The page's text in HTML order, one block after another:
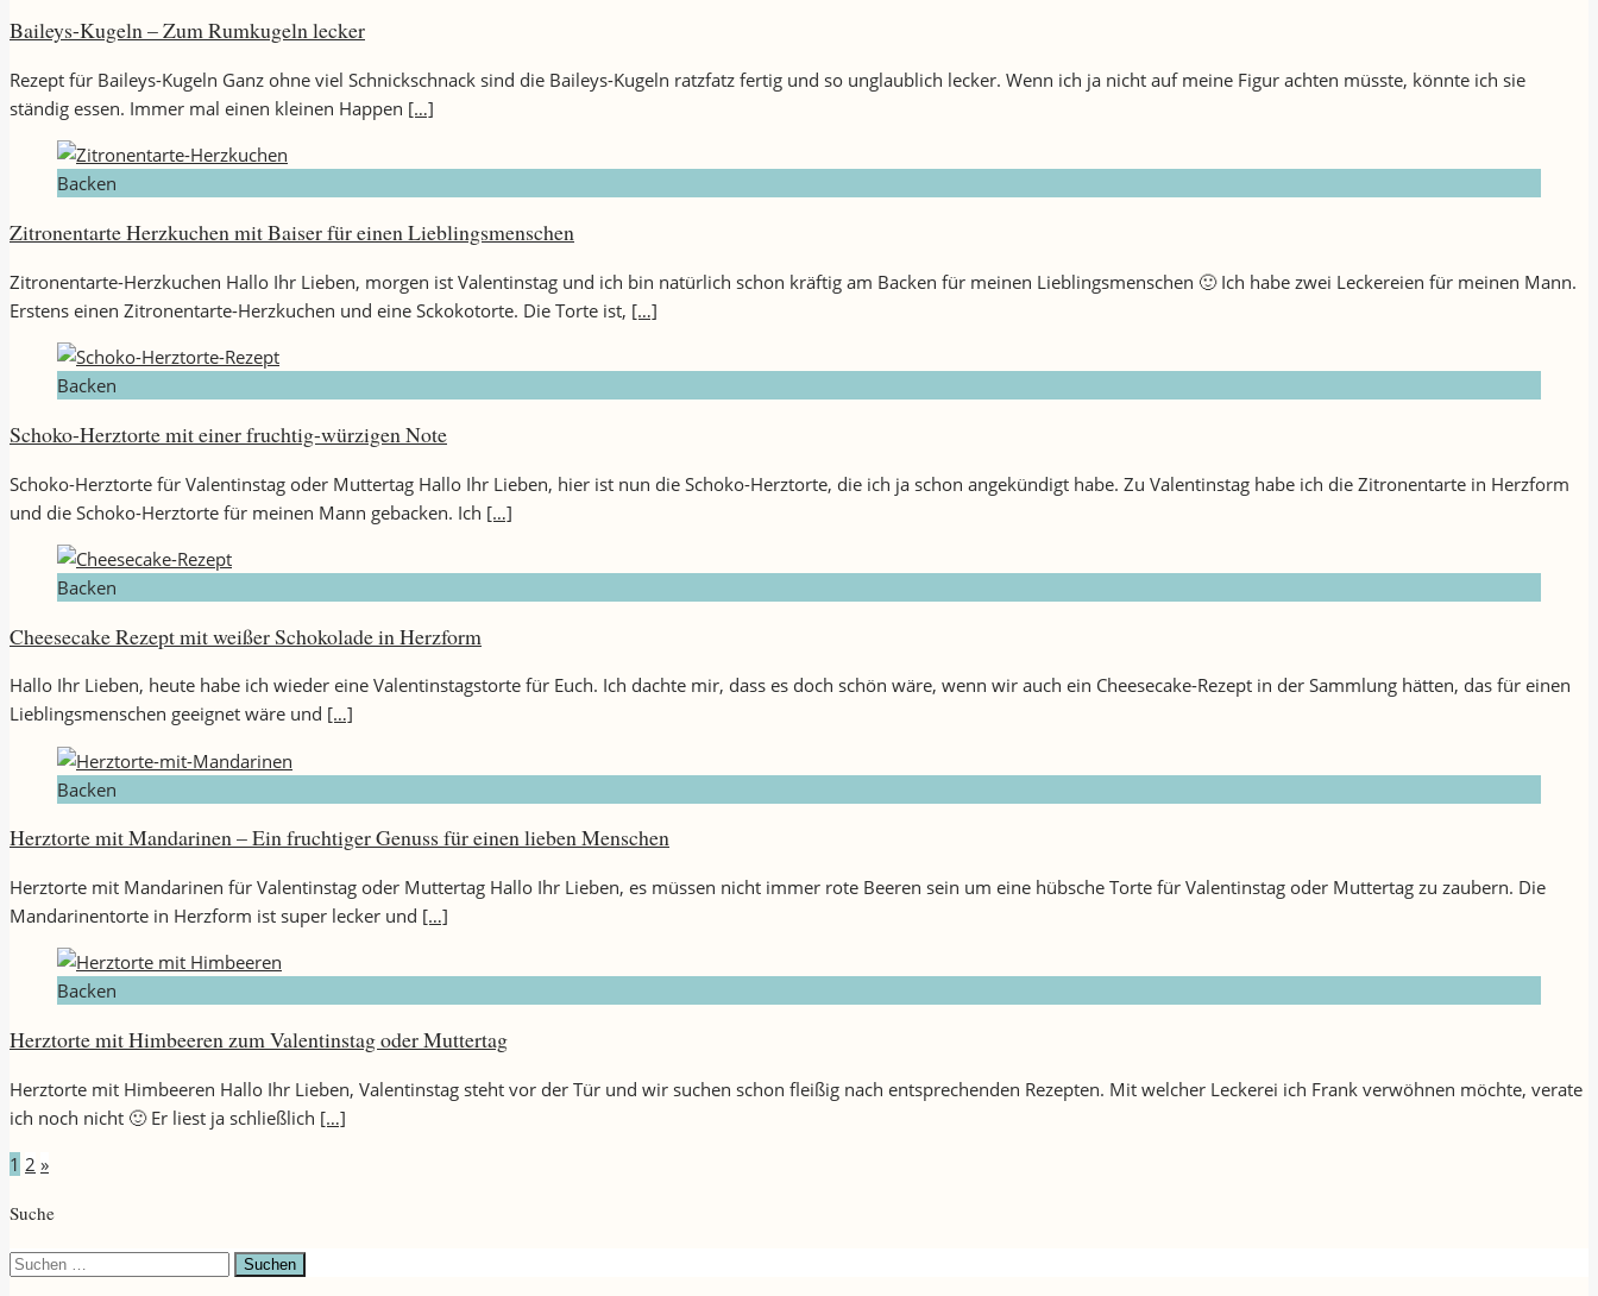
Baileys-Kugeln – Zum Rumkugeln lecker
Rezept für Baileys-Kugeln Ganz ohne viel Schnickschnack sind die Baileys-Kugeln ratzfatz fertig und so unglaublich lecker. Wenn ich ja nicht auf meine Figur achten müsste, könnte ich sie
ständig essen. Immer mal einen kleinen Happen […]
Backen
Zitronentarte Herzkuchen mit Baiser für einen Lieblingsmenschen
Zitronentarte-Herzkuchen Hallo Ihr Lieben, morgen ist Valentinstag und ich bin natürlich schon kräftig am Backen für meinen Lieblingsmenschen 🙂 Ich habe zwei Leckereien für meinen Mann.
Erstens einen Zitronentarte-Herzkuchen und eine Sckokotorte. Die Torte ist, […]
Backen
Schoko-Herztorte mit einer fruchtig-würzigen Note
Schoko-Herztorte für Valentinstag oder Muttertag Hallo Ihr Lieben, hier ist nun die Schoko-Herztorte, die ich ja schon angekündigt habe. Zu Valentinstag habe ich die Zitronentarte in Herzform
und die Schoko-Herztorte für meinen Mann gebacken. Ich […]
Backen
Cheesecake Rezept mit weißer Schokolade in Herzform
Hallo Ihr Lieben, heute habe ich wieder eine Valentinstagstorte für Euch. Ich dachte mir, dass es doch schön wäre, wenn wir auch ein Cheesecake-Rezept in der Sammlung hätten, das für einen
Lieblingsmenschen geeignet wäre und […]
Backen
Herztorte mit Mandarinen – Ein fruchtiger Genuss für einen lieben Menschen
Herztorte mit Mandarinen für Valentinstag oder Muttertag Hallo Ihr Lieben, es müssen nicht immer rote Beeren sein um eine hübsche Torte für Valentinstag oder Muttertag zu zaubern. Die
Mandarinentorte in Herzform ist super lecker und […]
Backen
Herztorte mit Himbeeren zum Valentinstag oder Muttertag
Herztorte mit Himbeeren Hallo Ihr Lieben, Valentinstag steht vor der Tür und wir suchen schon fleißig nach entsprechenden Rezepten. Mit welcher Leckerei ich Frank verwöhnen möchte, verate
ich noch nicht 🙂 Er liest ja schließlich […]
Seitennummerierung
der
1 2 »
Suche
Suchen